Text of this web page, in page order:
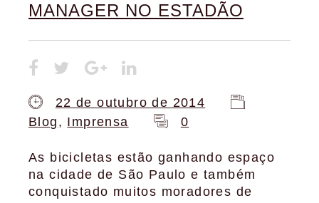
MANAGER NO ESTADÃO
22 de outubro de 2014
Blog , Imprensa 0
As bicicletas estão ganhando espaço
na cidade de São Paulo e também
conquistado muitos moradores de